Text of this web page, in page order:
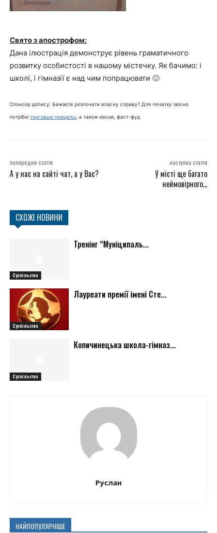
Свято з апострофом:
Дана ілюстрація демонструє рівень граматичного
розвитку особистості в нашому містечку. Як бачимо: і
школі, і гімназії є над чим попрацювати 🙂
Спонсор допису: Бажаєте розпочати власну справу? Для початку звісно
потрібні торговые прицепы , а також кіоски, фаст-фуд
попередня стаття
А у нас на сайті чат, а у Вас?
наступна стаття
У місті ще багато
неймовірного…
СХОЖІ НОВИНИ
Суспільство
Тренінг “Муніципаль...
Суспільство
Лауреати премії імені Сте...
Суспільство
Копичинецька школа-гімназ...
Руслан
НАЙПОПУЛЯРНІШЕ